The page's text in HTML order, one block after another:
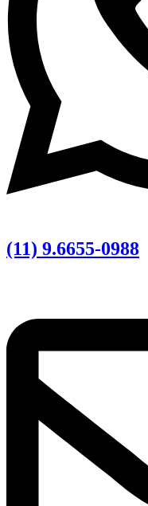
(11) 9.6655-0988